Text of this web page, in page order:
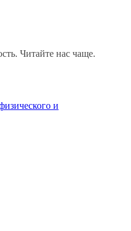
Читайте нас чаще.
и